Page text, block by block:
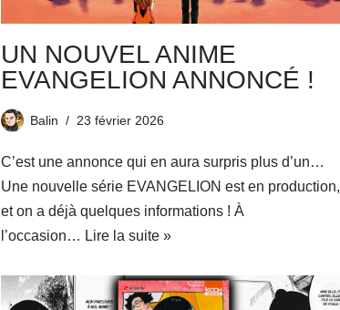
UN NOUVEL ANIME
EVANGELION ANNONCÉ !
Balin 23 février 2026
C’est une annonce qui en aura surpris plus d’un…
Une nouvelle série EVANGELION est en production,
et on a déjà quelques informations ! À
l’occasion… Lire la suite »